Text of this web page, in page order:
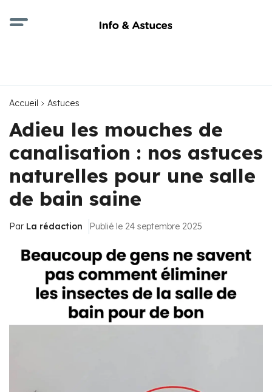
Accueil Astuces
Adieu les mouches de
canalisation : nos astuces
naturelles pour une salle
de bain saine
Par La rédaction Publié le 24 septembre 2025